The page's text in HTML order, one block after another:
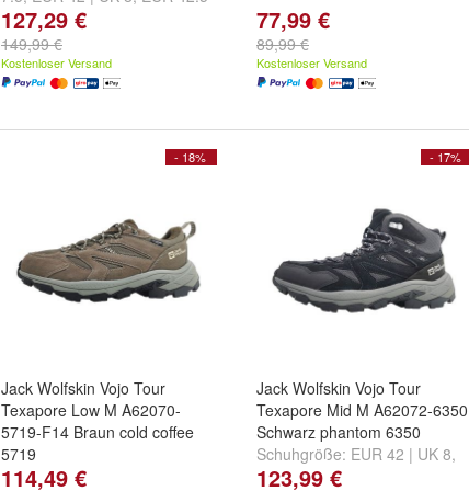
| UK 8.5und
127,29 €
149,99 €
Kostenloser Versand
77,99 €
89,99 €
Kostenloser Versand
- 18%
Jack Wolfskin Vojo Tour
Texapore Low M A62070-
5719-F14 Braun cold coffee
5719
Schuhgröße:
114,49 €
- 17%
Jack Wolfskin Vojo Tour
Texapore Mid M A62072-6350
Schwarz phantom 6350
Schuhgröße: EUR 42 | UK 8,
EUR 42.5 | UK 8.5
123,99 €